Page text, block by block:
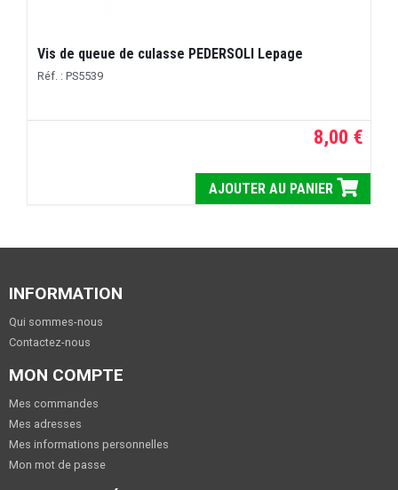
Vis de queue de culasse PEDERSOLI Lepage
Réf. : PS5539
8,00 €
AJOUTER AU PANIER
INFORMATION
Qui sommes-nous
Contactez-nous
MON COMPTE
Mes commandes
Mes adresses
Mes informations personnelles
Mon mot de passe